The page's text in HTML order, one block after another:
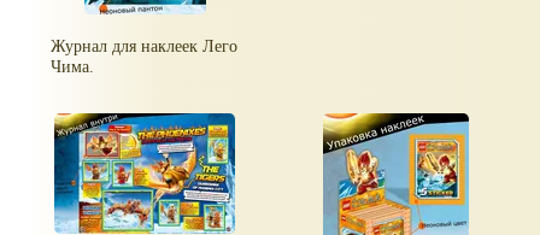
Журнал для наклеек Лего
Чима.